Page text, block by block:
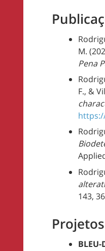
M.
Pena
F., &
143,
BLEU-